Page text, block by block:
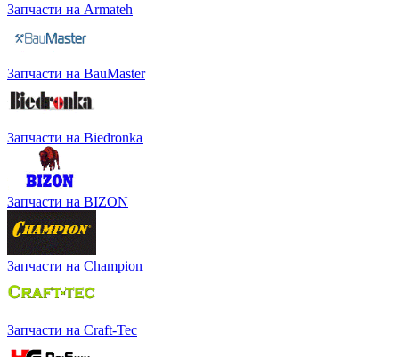
Запчасти на Armateh
Запчасти на BauMaster
Запчасти на Biedronka
Запчасти на BIZON
Запчасти на Champion
Запчасти на Craft-Tec